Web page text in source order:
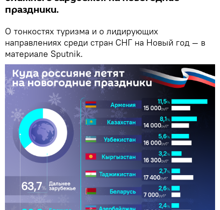
праздники.
О тонкостях туризма и о лидирующих
направлениях среди стран СНГ на Новый год — в
материале Sputnik.